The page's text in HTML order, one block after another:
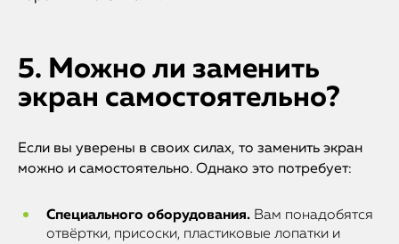
5. Можно ли заменить
экран самостоятельно?
Если вы уверены в своих силах, то заменить экран
можно и самостоятельно. Однако это потребует:
Специального оборудования. Вам понадобятся
отвёртки, присоски, пластиковые лопатки и